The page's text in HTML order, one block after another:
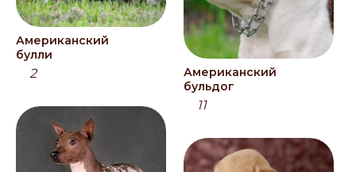
Американский
булли
2
Американский
бульдог
11